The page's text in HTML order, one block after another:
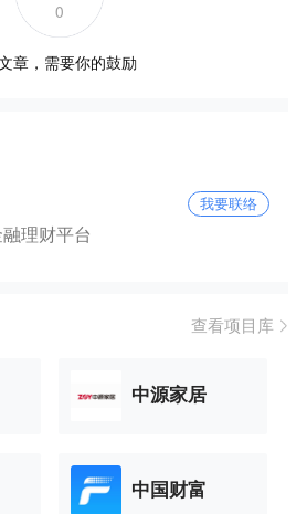
0
章，需要你的鼓励
我要联络
理财平台
查看项目库
中源家居
中国财富